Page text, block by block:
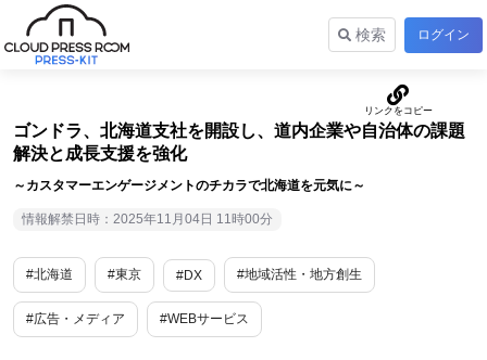
検索 ログイン
ゴンドラ、北海道支社を開設し、道内企業や自治体の課題
解決と成長支援を強化
～カスタマーエンゲージメントのチカラで北海道を元気に～
情報解禁日時：2025年11月04日 11時00分
#北海道 #東京 #DX #地域活性・地方創生
#広告・メディア #WEBサービス